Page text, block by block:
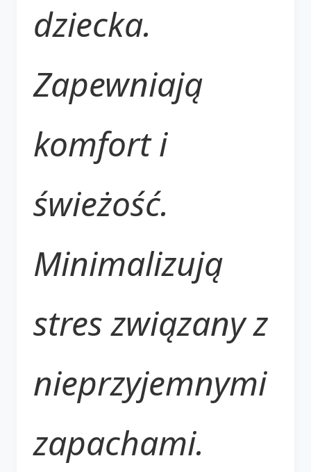
dziecka.
Zapewniają
komfort i
świeżość.
Minimalizują
stres związany z
nieprzyjemnymi
zapachami.